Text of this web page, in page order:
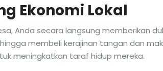
Ekonomi Lokal
Anda secara langsung memberikan
membeli kerajinan tangan dan
meningkatkan taraf hidup mereka.